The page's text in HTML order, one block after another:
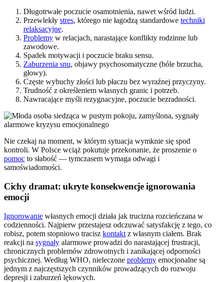
Długotrwałe poczucie osamotnienia, nawet wśród ludzi.
Przewlekły stres, którego nie łagodzą standardowe techniki
relaksacyjne.
Problemy w relacjach, narastające konflikty rodzinne lub
zawodowe.
Spadek motywacji i poczucie braku sensu.
Zaburzenia snu, objawy psychosomatyczne (bóle brzucha,
głowy).
Częste wybuchy złości lub płaczu bez wyraźnej przyczyny.
Trudność z określeniem własnych granic i potrzeb.
Nawracające myśli rezygnacyjne, poczucie bezradności.
Nie czekaj na moment, w którym sytuacja wymknie się spod
kontroli. W Polsce wciąż pokutuje przekonanie, że proszenie o
pomoc to słabość — tymczasem wymaga odwagi i
samoświadomości.
Cichy dramat: ukryte konsekwencje ignorowania
emocji
Ignorowanie własnych emocji działa jak trucizna rozcieńczana w
codzienności. Najpierw przestajesz odczuwać satysfakcję z tego, co
robisz, potem stopniowo tracisz kontakt z własnym ciałem. Brak
reakcji na sygnały alarmowe prowadzi do narastającej frustracji,
chronicznych problemów zdrowotnych i zanikającej odporności
psychicznej. Według WHO, nieleczone problemy emocjonalne są
jednym z najczęstszych czynników prowadzących do rozwoju
depresji i zaburzeń lękowych.